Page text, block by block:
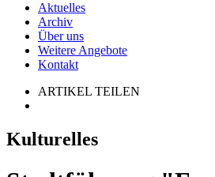
Aktuelles
Archiv
Über uns
Weitere Angebote
Kontakt
ARTIKEL TEILEN
Kulturelles